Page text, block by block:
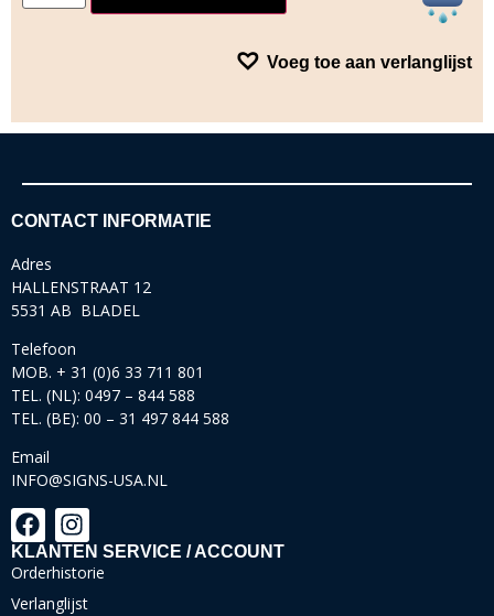
Voeg toe aan verlanglijst
CONTACT INFORMATIE
Adres
HALLENSTRAAT 12
5531 AB BLADEL
Telefoon
MOB. + 31 (0)6 33 711 801
TEL. (NL): 0497 – 844 588
TEL. (BE): 00 – 31 497 844 588
Email
INFO@SIGNS-USA.NL
KLANTEN SERVICE / ACCOUNT
Orderhistorie
Verlanglijst